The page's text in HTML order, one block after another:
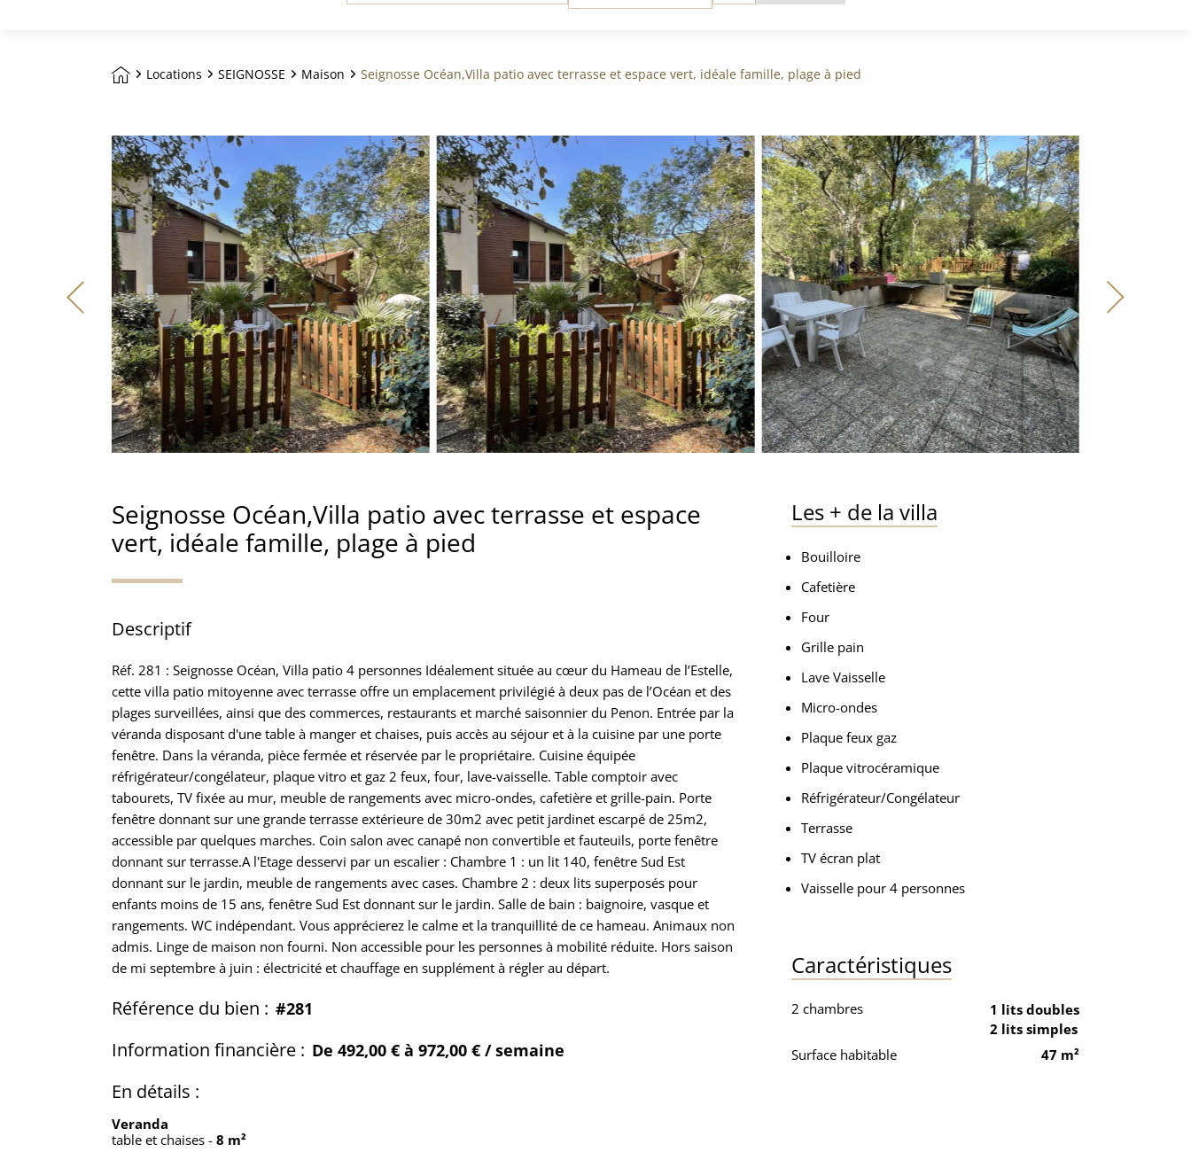
*
Locations SEIGNOSSE Maison Seignosse Océan,Villa patio avec terrasse et espace vert, idéale famille, plage à pied
Seignosse Océan,Villa patio avec terrasse et espace
vert, idéale famille, plage à pied
Descriptif
Réf. 281 : Seignosse Océan, Villa patio 4 personnes Idéalement située au cœur du Hameau de l’Estelle,
cette villa patio mitoyenne avec terrasse offre un emplacement privilégié à deux pas de l’Océan et des
plages surveillées, ainsi que des commerces, restaurants et marché saisonnier du Penon. Entrée par la
véranda disposant d'une table à manger et chaises, puis accès au séjour et à la cuisine par une porte
fenêtre. Dans la véranda, pièce fermée et réservée par le propriétaire. Cuisine équipée
réfrigérateur/congélateur, plaque vitro et gaz 2 feux, four, lave-vaisselle. Table comptoir avec
tabourets, TV fixée au mur, meuble de rangements avec micro-ondes, cafetière et grille-pain. Porte
fenêtre donnant sur une grande terrasse extérieure de 30m2 avec petit jardinet escarpé de 25m2,
accessible par quelques marches. Coin salon avec canapé non convertible et fauteuils, porte fenêtre
donnant sur terrasse.A l'Etage desservi par un escalier : Chambre 1 : un lit 140, fenêtre Sud Est
donnant sur le jardin, meuble de rangements avec cases. Chambre 2 : deux lits superposés pour
enfants moins de 15 ans, fenêtre Sud Est donnant sur le jardin. Salle de bain : baignoire, vasque et
rangements. WC indépendant. Vous apprécierez le calme et la tranquillité de ce hameau. Animaux non
admis. Linge de maison non fourni. Non accessible pour les personnes à mobilité réduite. Hors saison
de mi septembre à juin : électricité et chauffage en supplément à régler au départ.
Référence du bien : #281
Information financière : De 492,00 € à 972,00 € / semaine
En détails :
Veranda
table et chaises - 8 m²
Les + de la villa
Bouilloire
Cafetière
Four
Grille pain
Lave Vaisselle
Micro-ondes
Plaque feux gaz
Plaque vitrocéramique
Réfrigérateur/Congélateur
Terrasse
TV écran plat
Vaisselle pour 4 personnes
Caractéristiques
2 chambres
1 lits doubles
2 lits simples
Surface habitable
47 m²